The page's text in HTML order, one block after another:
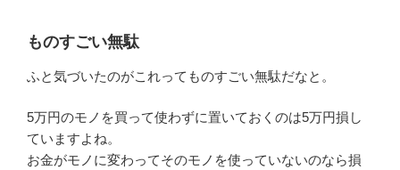
ものすごい無駄
ふと気づいたのがこれってものすごい無駄だなと。
5万円のモノを買って使わずに置いておくのは5万円損し
ていますよね。
お金がモノに変わってそのモノを使っていないのなら損